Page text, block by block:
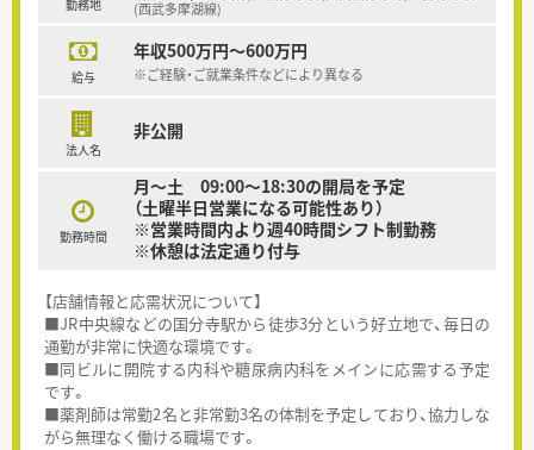
勤務地 (西武多摩湖線)
給与
年収500万円～600万円
※ご経験・ご就業条件などにより異なる
法人名
非公開
勤務時間
月～土 09:00～18:30の開局を予定
（土曜半日営業になる可能性あり）
※営業時間内より週40時間シフト制勤務
※休憩は法定通り付与
【店舗情報と応需状況について】
■JR中央線などの国分寺駅から徒歩3分という好立地で、毎日の
通勤が非常に快適な環境です。
■同ビルに開院する内科や糖尿病内科をメインに応需する予定
です。
■薬剤師は常勤2名と非常勤3名の体制を予定しており、協力しな
がら無理なく働ける職場です。